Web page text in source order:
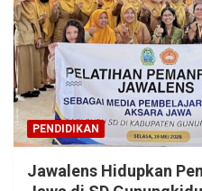
PENDIDIKAN
Jawalens Hidupkan